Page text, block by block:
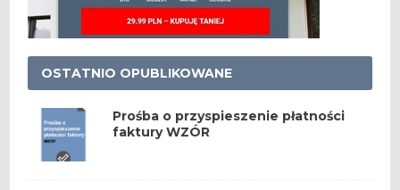
OSTATNIO OPUBLIKOWANE
Prośba o przyspieszenie płatności
faktury WZÓR